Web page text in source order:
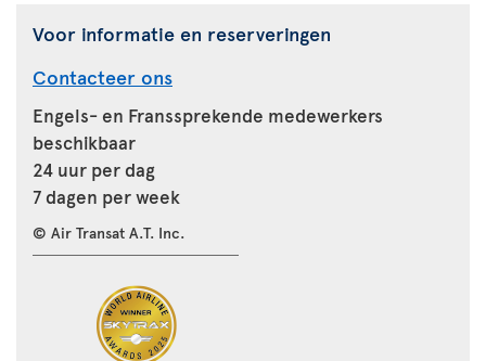
Voor informatie en reserveringen
Contacteer ons
Engels- en Franssprekende medewerkers
beschikbaar
24 uur per dag
7 dagen per week
© Air Transat A.T. Inc.